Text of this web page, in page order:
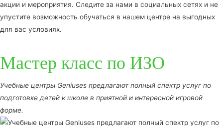
акции и мероприятия. Следите за нами в социальных сетях и не
упустите возможность обучаться в нашем центре на выгодных
для вас условиях.
Мастер класс по ИЗО
Учебные центры Geniuses предлагают полный спектр услуг по
подготовке детей к школе в приятной и интересной игровой
форме.